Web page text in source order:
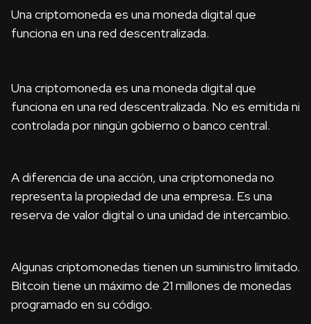
Una criptomoneda es una moneda digital que
funciona en una red descentralizada.
Una criptomoneda es una moneda digital que
funciona en una red descentralizada. No es emitida ni
controlada por ningún gobierno o banco central.
A diferencia de una acción, una criptomoneda no
representa la propiedad de una empresa. Es una
reserva de valor digital o una unidad de intercambio.
Algunas criptomonedas tienen un suministro limitado.
Bitcoin tiene un máximo de 21 millones de monedas
programado en su código.